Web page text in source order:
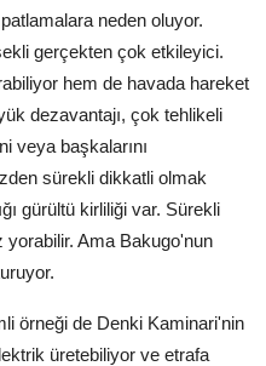
neden oluyor.
gerçekten çok etkileyici.
hem de havada hareket
dezavantajı, çok tehlikeli
veya başkalarını
sürekli dikkatli olmak
gürültü kirliliği var. Sürekli
yorabilir. Ama Bakugo'nun
örneği de Denki Kaminari'nin
üretebiliyor ve etrafa